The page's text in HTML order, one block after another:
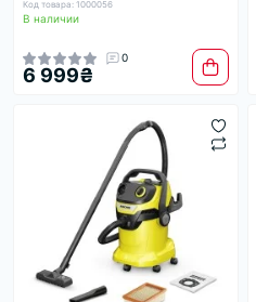
Код товара: 1000056
В наличии
0
6 999₴